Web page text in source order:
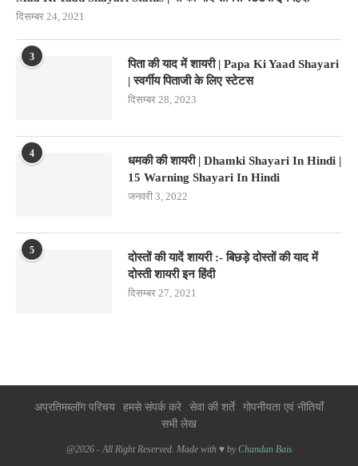
दिसम्बर 24, 2021
3
पिता की याद में शायरी | Papa Ki Yaad Shayari
| स्वर्गीय पिताजी के लिए स्टेटस
दिसम्बर 28, 2023
4
धमकी की शायरी | Dhamki Shayari In Hindi |
15 Warning Shayari In Hindi
जनवरी 3, 2022
5
दोस्तों की यादें शायरी :- बिछड़े दोस्तों की याद में
दोस्ती शायरी इन हिंदी
दिसम्बर 27, 2021
अप्रतिमब्लॉग परिचय हमसे संपर्क करे सेवा की शर्ते
गोपनीयता एवं नीतियाँ
सभी लेख
@2026 - All Right Reserved. Made with ♥ byChandan Bais